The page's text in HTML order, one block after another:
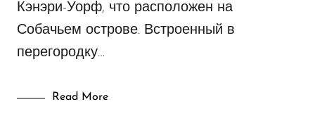
Кэнэри-Уорф, что расположен на
Собачьем острове. Встроенный в
перегородку…
Read More